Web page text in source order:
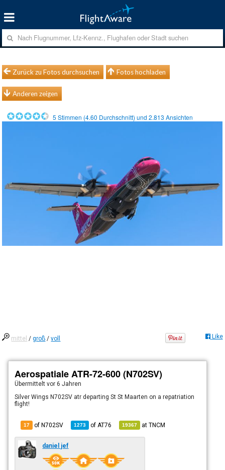
Zurück zu Fotos durchsuchen Fotos hochladen
Anderen zeigen
5 Stimmen (4.60 Durchschnitt) und2.813 Ansichten
mittel /groß /voll Like
Aerospatiale ATR-72-600 (N702SV)
Übermitteltvor 6 Jahren
Silver Wings N702SV atr departing St St Maarten on a repatriation
flight!
17 of N702SV 1273 of AT76 19367 atTNCM
daniel jef